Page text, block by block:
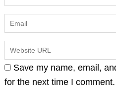
Save my name, email,
for the next time I comment.